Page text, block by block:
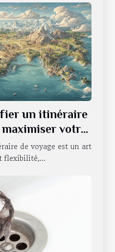
un itinéraire
votre
de voyage est un art
flexibilité,...